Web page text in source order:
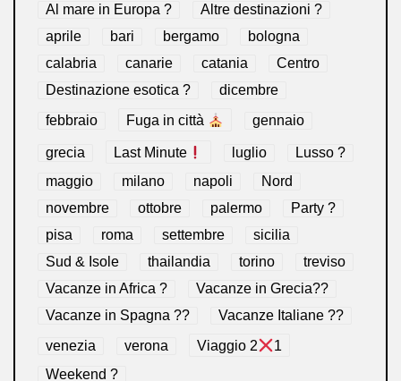
Al mare in Europa ?️
Altre destinazioni ?
aprile
bari bergamo
bologna
calabria
canarie catania
Centro
Destinazione esotica ?
dicembre
febbraio Fuga in città gennaio
grecia Last Minute luglio
Lusso ?
maggio
milano napoli
Nord
novembre
ottobre palermo
Party ?
pisa
roma settembre
sicilia
Sud & Isole
thailandia torino
treviso
Vacanze in Africa ?
Vacanze in Grecia??
Vacanze in Spagna ??
Vacanze Italiane ??
venezia verona Viaggio 2
1
Weekend ?